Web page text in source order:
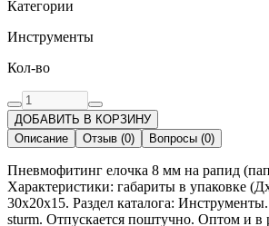
Категории
Инструменты
Кол-во
ДОБАВИТЬ В КОРЗИНУ
Описание
Отзыв (0) Вопросы (0)
Пневмофитинг елочка 8 мм на рапид
Характеристики: габариты в упаковке
30x20x15. Раздел каталога:
sturm. Отпускается поштучно. Оптом и в